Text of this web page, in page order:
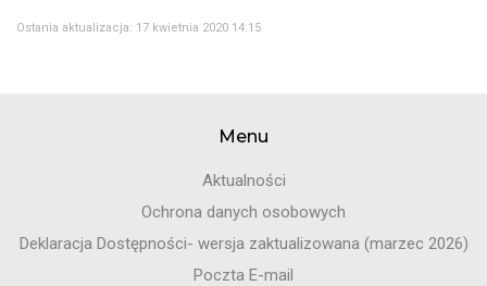
Ostania aktualizacja: 17 kwietnia 2020 14:15
Menu
Aktualności
Ochrona danych osobowych
Deklaracja Dostępności- wersja zaktualizowana (marzec 2026)
Poczta E-mail